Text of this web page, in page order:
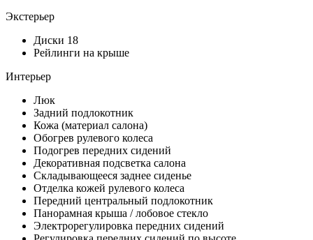
Экстерьер
Диски 18
Рейлинги на крыше
Интерьер
Люк
Задний подлокотник
Кожа (материал салона)
Обогрев рулевого колеса
Подогрев передних сидений
Декоративная подсветка салона
Складывающееся заднее сиденье
Отделка кожей рулевого колеса
Передний центральный подлокотник
Панорамная крыша / лобовое стекло
Электрорегулировка передних сидений